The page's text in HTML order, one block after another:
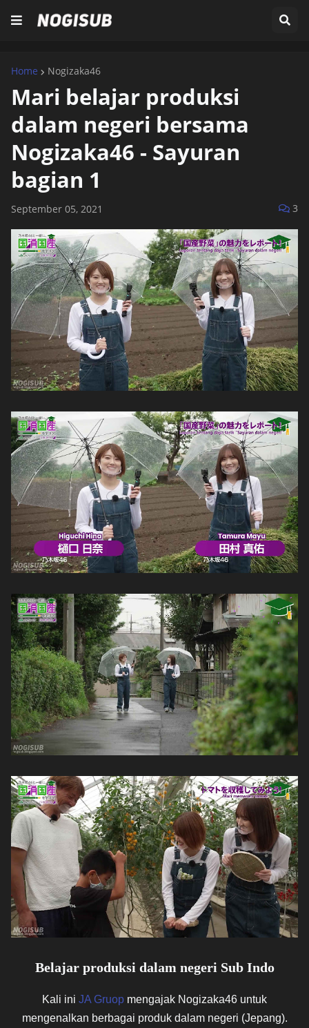
Home Nogizaka46
Mari belajar produksi
dalam negeri bersama
Nogizaka46 - Sayuran
bagian 1
September 05, 2021 3
Belajar produksi dalam negeri Sub Indo
Kali ini JA Gruop mengajak Nogizaka46 untuk
mengenalkan berbagai produk dalam negeri (Jepang).